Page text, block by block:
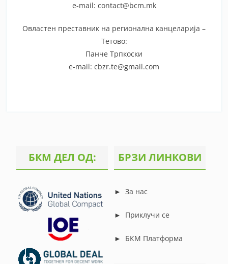
e-mail: contact@bcm.mk
Овластен преставник на регионална канцеларија –
Тетово:
Панче Трпкоски
e-mail: cbzr.te@gmail.com
БКМ ДЕЛ ОД: БРЗИ ЛИНКОВИ
► За нас
► Приклучи се
► БКМ Платформа